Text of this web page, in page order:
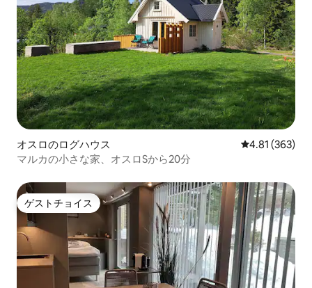
オスロのログハウス レビュー363
4.81 (363)
マルカの小さな家、オスロSから20分
ゲストチョイス
ゲストチョイス